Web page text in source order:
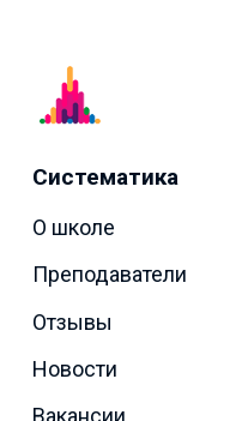
Систематика
О школе
Преподаватели
Отзывы
Новости